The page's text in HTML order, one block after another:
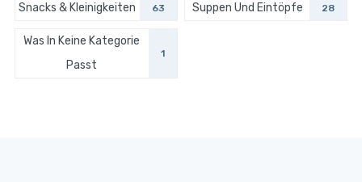
Snacks & Kleinigkeiten 63 Suppen Und Eintöpfe 28
Was In Keine Kategorie
Passt
1